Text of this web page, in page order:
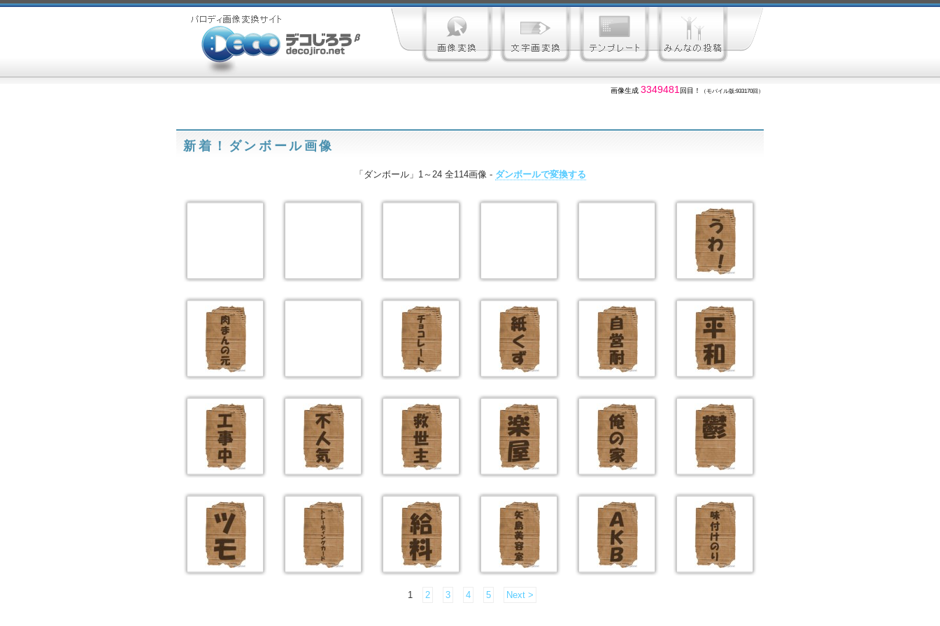
画像生成 3349481 回目！ （モバイル版:933170回）
新着！ダンボール画像
「ダンボール」1～24 全114画像 - ダンボールで変換する
1 2 3 4 5 Next >